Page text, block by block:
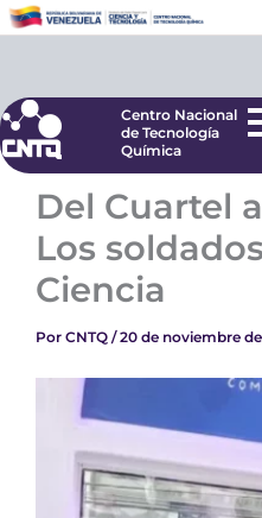
al
Centro Nacional
de Tecnología
Centro Nacional
de Tecnología
Química
Del Cuartel
Los
Ciencia
Por CNTQ /20 de noviembre